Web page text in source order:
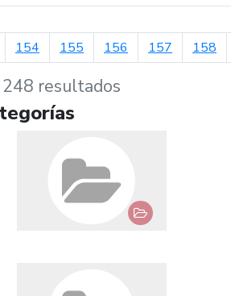
154 155 156 157 158
resultados